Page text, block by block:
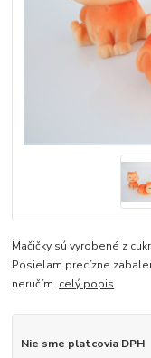
Mačičky sú vyrobené z
Posielam precízne
neručím. celý popis
Nie sme platcovia DPH